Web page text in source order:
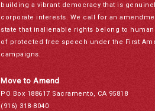
building a vibrant democracy that is
corporate interests. We call for an
state that inalienable rights belong to
of protected free speech under the First
campaigns.
Move to Amend
PO Box 188617 Sacramento, CA 95818
(916) 318-8040